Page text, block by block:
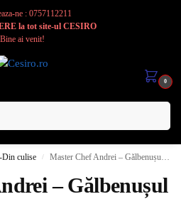
ne : 0757112211
la tot site-ul CESIRO
Bine ai venit!
0
Din culise / Master Chef Andrei – Gălbenușul neașteptat
– Gălbenușul